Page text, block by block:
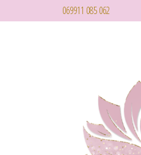
069911 085 062